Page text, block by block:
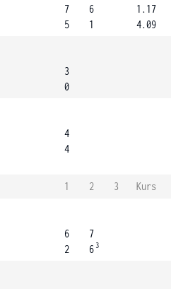
7
5
6
1
1.17
4.09
3
0
4
4
1 2 3
Kurs
6
2
7
6 3